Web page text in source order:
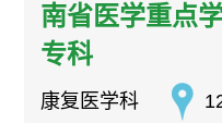
南省医学重点
专科
康复医学科